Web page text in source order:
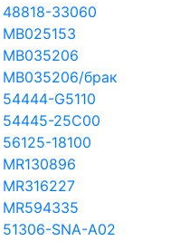
48818-33060
MB035206
MB035206/брак
G5110
54445-25C00
18100
MR594335
SNA-A02